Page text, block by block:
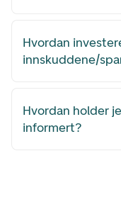
Hvordan
innskuddene/
Hvordan holder
informert?